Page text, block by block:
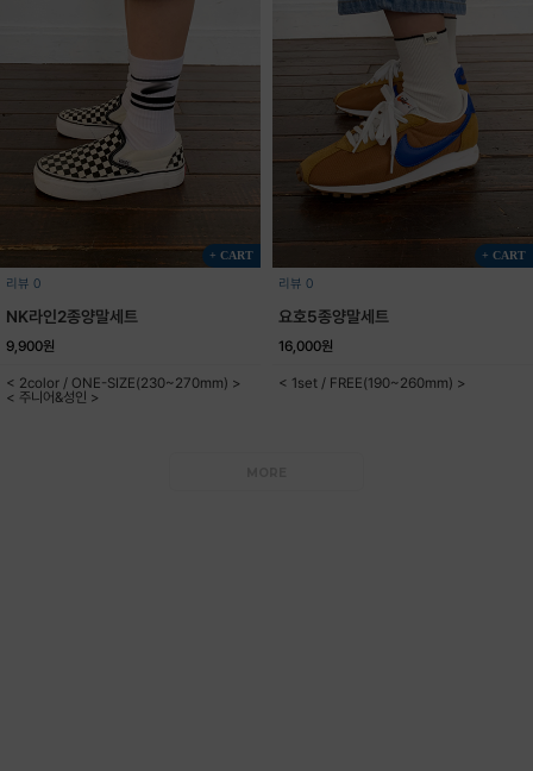
+ CART
리뷰 0
NK라인2종양말세트
9,900원
< 2color / ONE-SIZE(230~270mm) >
< 주니어&성인 >
+ CART
리뷰 0
요호5종양말세트
16,000원
< 1set / FREE(190~260mm) >